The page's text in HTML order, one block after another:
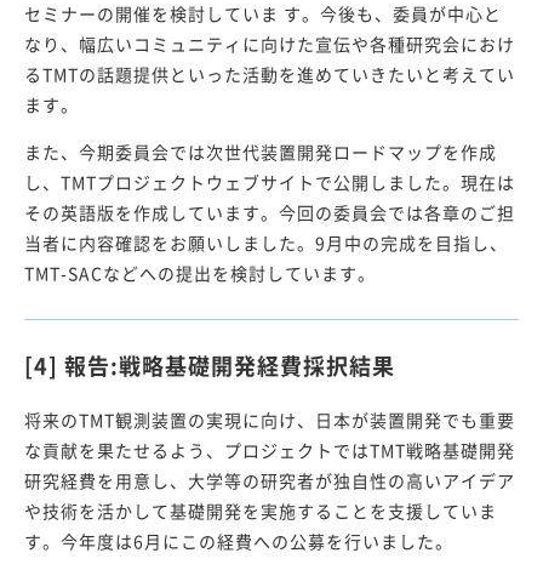
セミナーの開催を検討していま す。今後も、委員が中心と
なり、幅広いコミュニティに向けた宣伝や各種研究会におけ
るTMTの話題提供といった活動を進めていきたいと考えてい
ます。
また、今期委員会では次世代装置開発ロードマップを作成
し、TMTプロジェクトウェブサイトで公開しました。現在は
その英語版を作成しています。今回の委員会では各章のご担
当者に内容確認をお願いしました。9月中の完成を目指し、
TMT-SACなどへの提出を検討しています。
[4] 報告:戦略基礎開発経費採択結果
将来のTMT観測装置の実現に向け、日本が装置開発でも重要
な貢献を果たせるよう、プロジェクトではTMT戦略基礎開発
研究経費を用意し、大学等の研究者が独自性の高いアイデア
や技術を活かして基礎開発を実施することを支援していま
す。今年度は6月にこの経費への公募を行いました。